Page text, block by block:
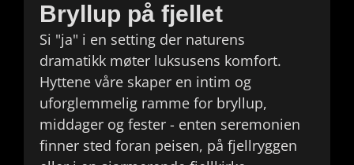
Bryllup på fjellet
Si "ja" i en setting der naturens
dramatikk møter luksusens komfort.
Hyttene våre skaper en intim og
uforglemmelig ramme for bryllup,
middager og fester - enten seremonien
finner sted foran peisen, på fjellryggen